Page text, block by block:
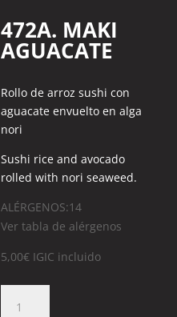
472A. MAKI
AGUACATE
Rollo de arroz sushi con
aguacate envuelto en alga
nori
Sushi rice and avocado
rolled with nori seaweed.
ALÉRGENOS:14
Ver tabla de alérgenos
5,00€ IGIC incluido
MAKI